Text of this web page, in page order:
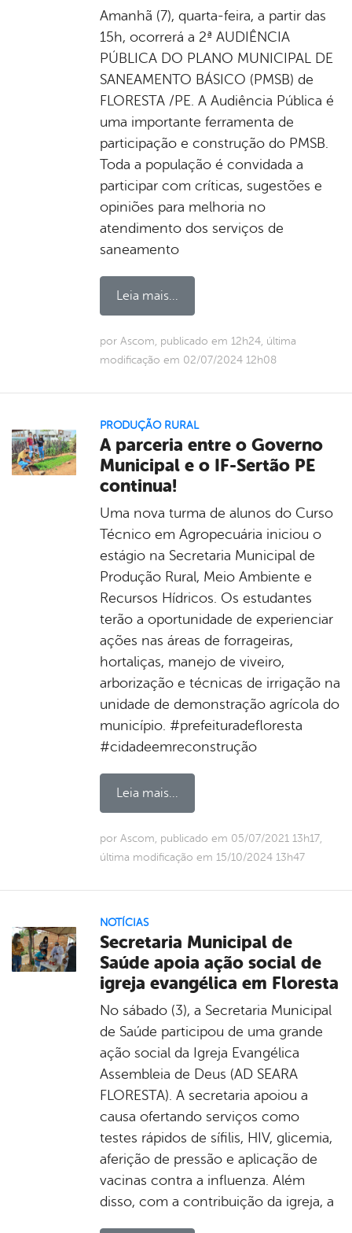
Amanhã (7), quarta-feira, a partir das
15h, ocorrerá a 2ª AUDIÊNCIA
PÚBLICA DO PLANO MUNICIPAL DE
SANEAMENTO BÁSICO (PMSB) de
FLORESTA /PE. A Audiência Pública é
uma importante ferramenta de
participação e construção do PMSB.
Toda a população é convidada a
participar com críticas, sugestões e
opiniões para melhoria no
atendimento dos serviços de
saneamento
Leia mais...
por Ascom, publicado em 12h24, última
modificação em 02/07/2024 12h08
PRODUÇÃO RURAL
A parceria entre o Governo
Municipal e o IF-Sertão PE
continua!
Uma nova turma de alunos do Curso
Técnico em Agropecuária iniciou o
estágio na Secretaria Municipal de
Produção Rural, Meio Ambiente e
Recursos Hídricos. Os estudantes
terão a oportunidade de experienciar
ações nas áreas de forrageiras,
hortaliças, manejo de viveiro,
arborização e técnicas de irrigação na
unidade de demonstração agrícola do
município. #prefeituradefloresta
#cidadeemreconstrução
Leia mais...
por Ascom, publicado em 05/07/2021 13h17,
última modificação em 15/10/2024 13h47
NOTÍCIAS
Secretaria Municipal de
Saúde apoia ação social de
igreja evangélica em Floresta
No sábado (3), a Secretaria Municipal
de Saúde participou de uma grande
ação social da Igreja Evangélica
Assembleia de Deus (AD SEARA
FLORESTA). A secretaria apoiou a
causa ofertando serviços como
testes rápidos de sífilis, HIV, glicemia,
aferição de pressão e aplicação de
vacinas contra a influenza. Além
disso, com a contribuição da igreja, a